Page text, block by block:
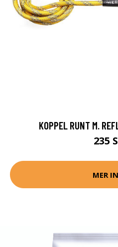
KOPPEL RUNT M.
235
MER